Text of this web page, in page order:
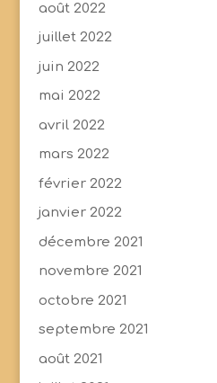
août 2022
juillet 2022
juin 2022
mai 2022
avril 2022
mars 2022
février 2022
janvier 2022
décembre 2021
novembre 2021
octobre 2021
septembre 2021
août 2021